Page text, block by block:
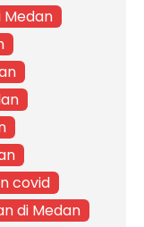
Medan
covid
di Medan